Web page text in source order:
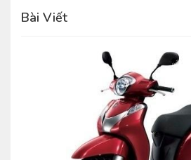
Bài Viết